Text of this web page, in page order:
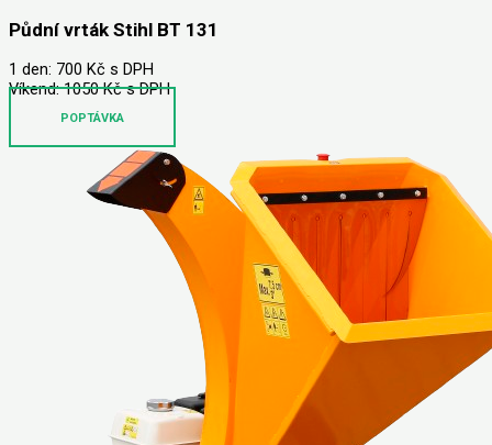
Půdní vrták Stihl BT 131
1 den: 700 Kč s DPH
Víkend: 1050 Kč s DPH
POPTÁVKA